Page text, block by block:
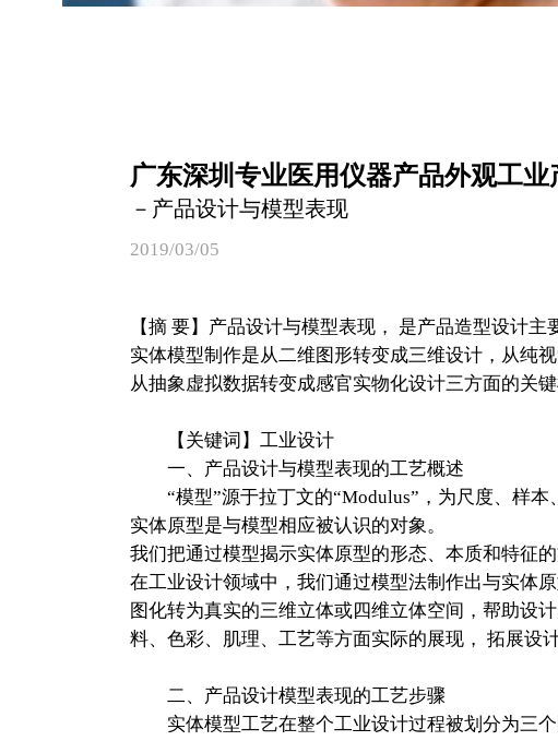
广东深圳专业医用仪器产品外观工
－产品设计与模型表现
2019/03/05
【摘 要】产品设计与模型表现， 是产品造型设计主
实体模型制作是从二维图形转变成三维设计，从纯
从抽象虚拟数据转变成感官实物化设计三方面的关
【关键词】工业设计
一、产品设计与模型表现的工艺概述
“模型”源于拉丁文的“Modulus”，为尺度、样本
实体原型是与模型相应被认识的对象。
我们把通过模型揭示实体原型的形态、本质和特征的
在工业设计领域中，我们通过模型法制作出与实体
图化转为真实的三维立体或四维立体空间，帮助设
料、色彩、肌理、工艺等方面实际的展现， 拓展设
二、产品设计模型表现的工艺步骤
实体模型工艺在整个工业设计过程被划分为三个